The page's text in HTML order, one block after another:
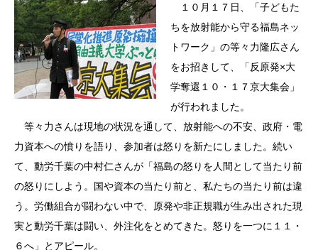
１０月１７日、「子どもた
ちを放射能から守る福島ネッ
トワーク」の等々力隆広さん
をお招きして、「反原発×大
学奪還１０・１７京大集会」
が行われました。
等々力さんは現地の状況を通して、放射能への不安、政府・電
力資本への憤りを語り、参加者は怒りを新たにしました。続い
て、動労千葉の中村仁さんが「福島の怒りを人間として当たり前
の怒りにしよう。国や資本の当たり前と、私たちの当たり前は違
う。労働組合が闘わない中で、原発や非正規職が生み出された現
実と動労千葉は闘い、外注化をとめてきた。怒りを一つに１１・
６へ」とアピール。